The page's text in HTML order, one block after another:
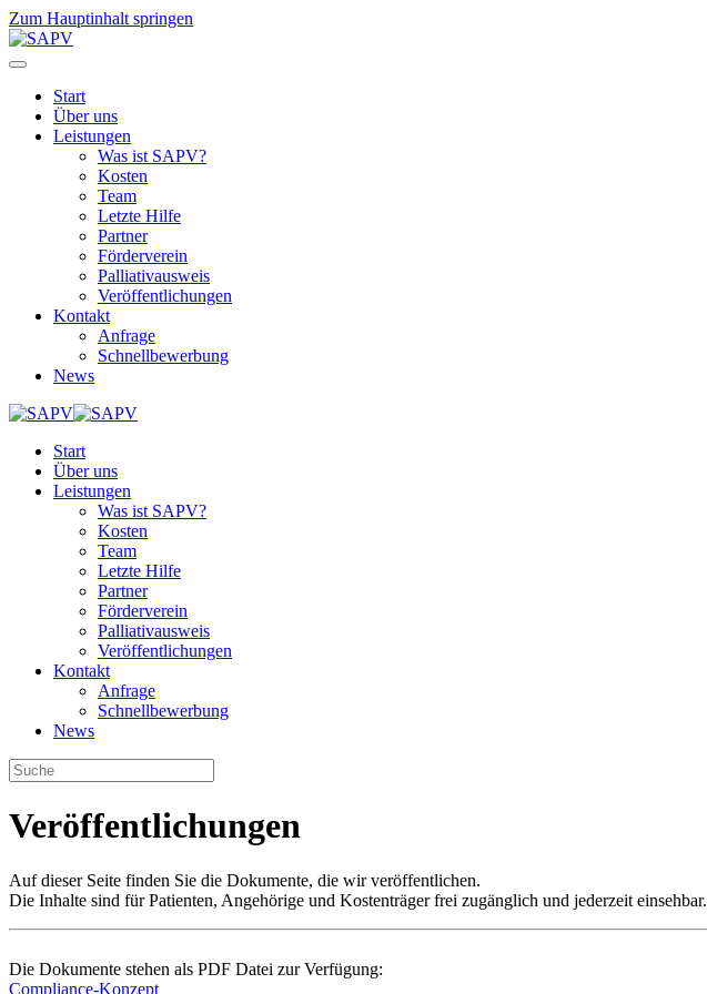
Zum Hauptinhalt springen
Start
Über uns
Leistungen
Was ist SAPV?
Kosten
Team
Letzte Hilfe
Partner
Förderverein
Palliativausweis
Veröffentlichungen
Kontakt
Anfrage
Schnellbewerbung
News
Start
Über uns
Leistungen
Was ist SAPV?
Kosten
Team
Letzte Hilfe
Partner
Förderverein
Palliativausweis
Veröffentlichungen
Kontakt
Anfrage
Schnellbewerbung
News
Veröffentlichungen
Auf dieser Seite finden Sie die Dokumente, die wir veröffentlichen.
Die Inhalte sind für Patienten, Angehörige und Kostenträger frei zugänglich und jederzeit einsehbar.
Die Dokumente stehen als PDF Datei zur Verfügung:
Compliance-Konzept